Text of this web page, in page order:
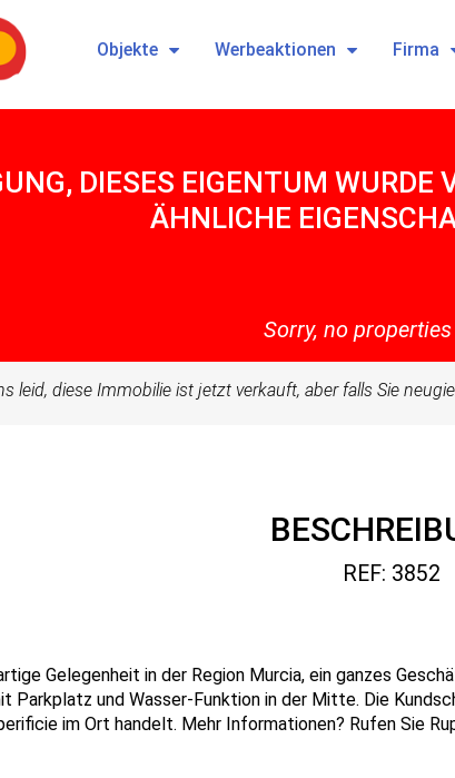
Objekte Werbeaktionen Firma
DIESES EIGENTUM WURDE
ÄHNLICHE
Sorry, no
leid, diese Immobilie ist jetzt verkauft, aber falls Sie
REF: 3852
Gelegenheit in der Region Murcia, ein ganzes
Parkplatz und Wasser-Funktion in der Mitte. Die
im Ort handelt. Mehr Informationen? Rufen Sie